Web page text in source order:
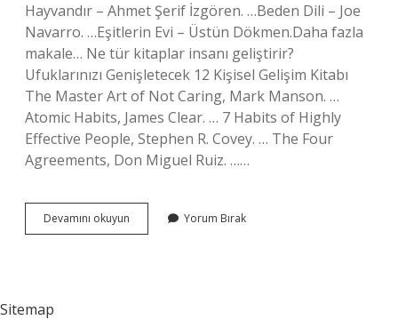
Hayvandır – Ahmet Şerif İzgören. …Beden Dili – Joe
Navarro. …Eşitlerin Evi – Üstün Dökmen.Daha fazla
makale… Ne tür kitaplar insanı geliştirir?
Ufuklarınızı Genişletecek 12 Kişisel Gelişim Kitabı
The Master Art of Not Caring, Mark Manson. …
Atomic Habits, James Clear. … 7 Habits of Highly
Effective People, Stephen R. Covey. … The Four
Agreements, Don Miguel Ruiz. ……
Devamını okuyun
Geliştirmek
Yorum Bırak
Sitemap